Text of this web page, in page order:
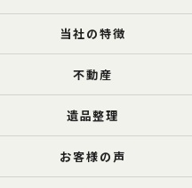
当社の特徴
不動産
遺品整理
お客様の声